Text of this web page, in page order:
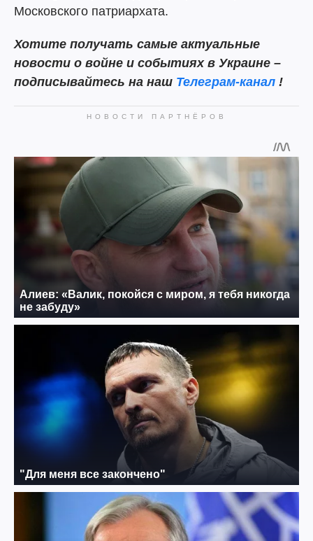
Московского патриархата.
Хотите получать самые актуальные
новости о войне и событиях в Украине –
подписывайтесь на наш Телеграм-канал !